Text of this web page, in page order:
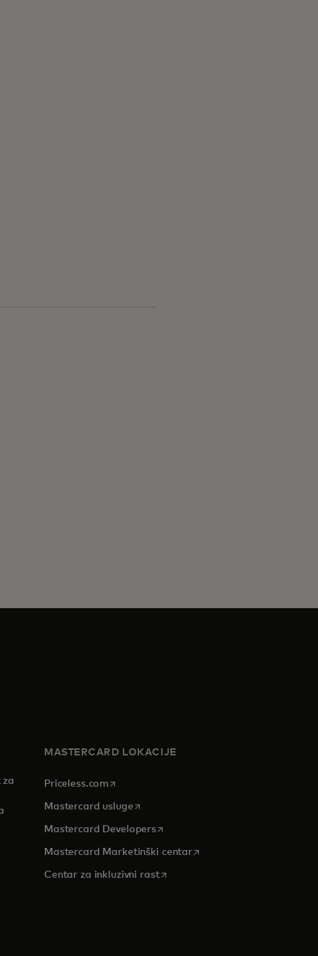
za
MASTERCARD LOKACIJE
Priceless.com opens in a new tab
Mastercard uslugeopens in a new tab
Mastercard Developersopens in a new tab
Mastercard Marketinški centaropens in a new tab
Centar za inkluzivni rastopens in a new tab